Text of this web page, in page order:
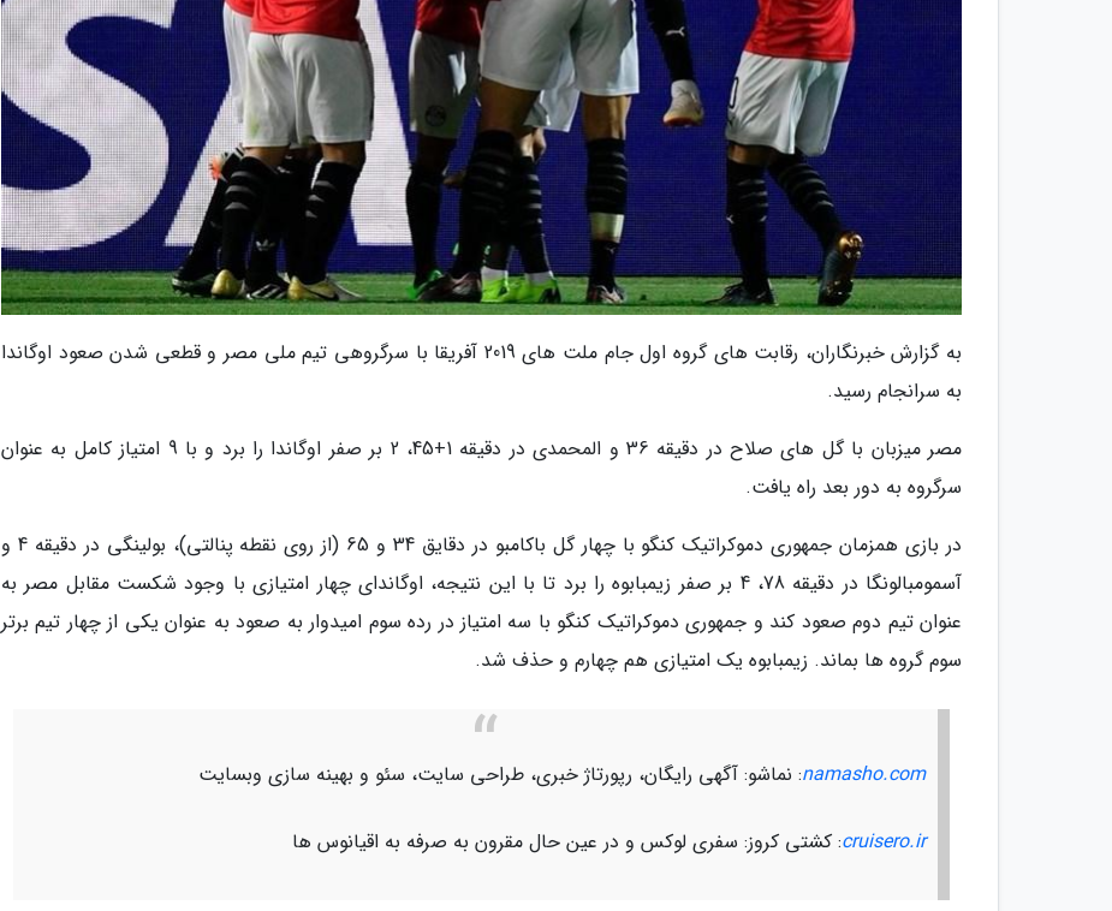
به گزارش خبرنگاران، رقابت های گروه اول جام ملت های 2019 آفریقا با سرگروهی تیم ملی مصر و قطعی شدن صعود اوگاندا
به سرانجام رسید.
مصر میزبان با گل های صلاح در دقیقه 36 و المحمدی در دقیقه 1+45، 2 بر صفر اوگاندا را برد و با 9 امتیاز کامل به عنوان
سرگروه به دور بعد راه یافت.
در بازی همزمان جمهوری دموکراتیک کنگو با چهار گل باکامبو در دقایق 34 و 65 (از روی نقطه پنالتی)، بولینگی در دقیقه 4 و
آسمومبالونگا در دقیقه 78، 4 بر صفر زیمبابوه را برد تا با این نتیجه، اوگاندای چهار امتیازی با وجود شکست مقابل مصر به
عنوان تیم دوم صعود کند و جمهوری دموکراتیک کنگو با سه امتیاز در رده سوم امیدوار به صعود به عنوان یکی از چهار تیم برتر
سوم گروه ها بماند. زیمبابوه یک امتیازی هم چهارم و حذف شد.
namasho.com: نماشو: آگهی رایگان، رپورتاژ خبری، طراحی سایت، سئو و بهینه سازی وبسایت
cruisero.ir: کشتی کروز: سفری لوکس و در عین حال مقرون به صرفه به اقیانوس ها